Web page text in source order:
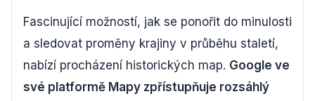
Fascinující možností, jak se ponořit do minulosti
a sledovat proměny krajiny v průběhu staletí,
nabízí procházení historických map. Google ve
své platformě Mapy zpřístupňuje rozsáhlý